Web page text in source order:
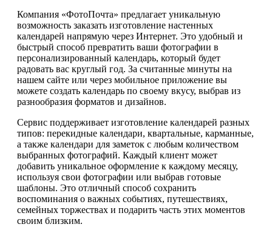
Компания «ФотоПочта» предлагает уникальную
возможность заказать изготовление настенных
календарей напрямую через Интернет. Это удобный и
быстрый способ превратить ваши фотографии в
персонализированный календарь, который будет
радовать вас круглый год. За считанные минуты на
нашем сайте или через мобильное приложение вы
можете создать календарь по своему вкусу, выбрав из
разнообразия форматов и дизайнов.
Сервис поддерживает изготовление календарей разных
типов: перекидные календари, квартальные, карманные,
а также календари для заметок с любым количеством
выбранных фотографий. Каждый клиент может
добавить уникальное оформление к каждому месяцу,
используя свои фотографии или выбрав готовые
шаблоны. Это отличный способ сохранить
воспоминания о важных событиях, путешествиях,
семейных торжествах и подарить часть этих моментов
своим близким.